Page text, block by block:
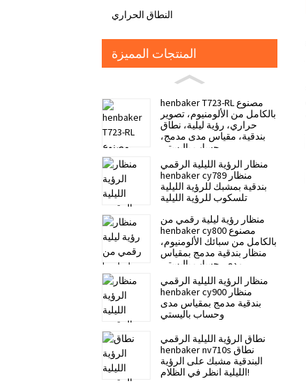
النطاق الحراري
المنتجات المميزة
henbaker T723-RL مصنوع
بالكامل من الألومنيوم، تصوير
حراري، رؤية ليلية، نطاق
بندقية، مقياس مدى مدمج،
حساب باليستي
منظار الرؤية الليلية الرقمي
henbaker cy789 منظار
بندقية بمشبك للرؤية الليلية
تلسكوب للرؤية الليلية
منظار رؤية ليلية رقمي من
henbaker cy800 مصنوع
بالكامل من سبائك الألومنيوم،
منظار بندقية مدمج بمقياس
مدى، حساب باليستي
منظار الرؤية الليلية الرقمي
henbaker cy900 منظار
بندقية مدمج بمقياس مدى
وحساب باليستي
نطاق الرؤية الليلية الرقمي
henbaker nv710s نطاق
البندقية مشبك على الرؤية
الليلية انظر في الظلام!